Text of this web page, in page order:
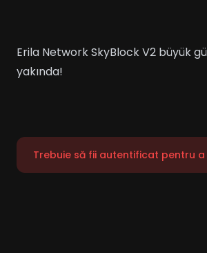
Erila Network SkyBlock V2 büyük
yakında!
Trebuie să fii autentificat pentru